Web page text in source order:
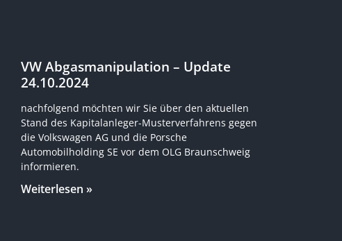
VW Abgasmanipulation – Update
24.10.2024
nachfolgend möchten wir Sie über den aktuellen
Stand des Kapitalanleger-Musterverfahrens gegen
die Volkswagen AG und die Porsche
Automobilholding SE vor dem OLG Braunschweig
informieren.
Weiterlesen »